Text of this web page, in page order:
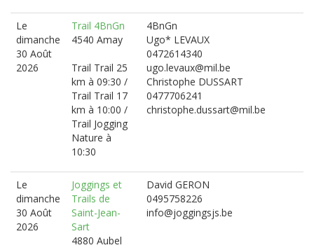
Le
dimanche
30 Août
2026
Trail 4BnGn
4540 Amay
Trail Trail 25
km à 09:30 /
Trail Trail 17
km à 10:00 /
Trail Jogging
Nature à
10:30
4BnGn
Ugo* LEVAUX
0472614340
ugo.levaux@mil.be
Christophe DUSSART
0477706241
christophe.dussart@mil.be
Le
dimanche
30 Août
2026
Joggings et
Trails de
Saint-Jean-
Sart
4880 Aubel
David GERON
0495758226
info@joggingsjs.be